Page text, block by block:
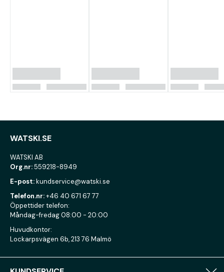
WATSKI.SE
WATSKI AB
Org.nr:559218-8949
E-post:kundservice@watski.se
Telefon.nr:+46 40 671 67 77
Öppettider telefon:
Måndag-fredag 08:00 - 20:00
Huvudkontor:
Lockarpsvägen 6b, 213 76 Malmö